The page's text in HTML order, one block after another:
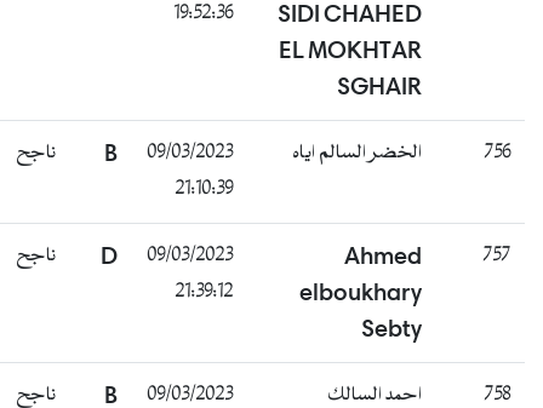
SIDI CHAHED
EL MOKHTAR
SGHAIR
19:52:36
756 الخضر السالم اياه
09/03/2023
21:10:39
B ناجح
757
Ahmed
elboukhary
Sebty
09/03/2023
21:39:12
D ناجح
758
احمد السالك
09/03/2023
B ناجح